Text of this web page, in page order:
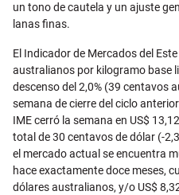
un tono de cautela y un ajuste
lanas finas.
El Indicador de Mercados del
australianos por kilogramo base
descenso del 2,0% (39 centavos
semana de cierre del ciclo
IME cerró la semana en US$
total de 30 centavos de dólar (-
el mercado actual se encuentra
hace exactamente doce meses,
dólares australianos, y/o US$